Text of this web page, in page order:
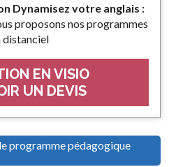
Dynamisez votre anglais :
proposons nos programmes
distanciel
EN VISIO
UN DEVIS
programme pédagogique